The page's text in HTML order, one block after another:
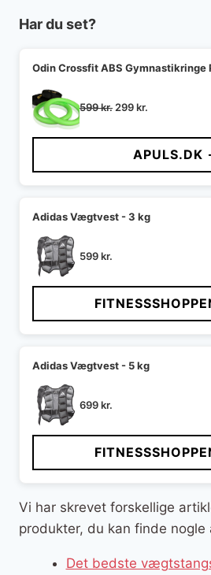
Har du set?
Odin Crossfit ABS Gymnastikringe
599kr. Den
pris
599 kr..
299kr.
pris
er:
299 kr..
APULS.DK
Adidas Vægtvest - 3 kg
599kr.
Adidas Vægtvest - 5 kg
699kr.
Vi har skrevet forskellige
produkter, du kan finde nogle
Det bedste